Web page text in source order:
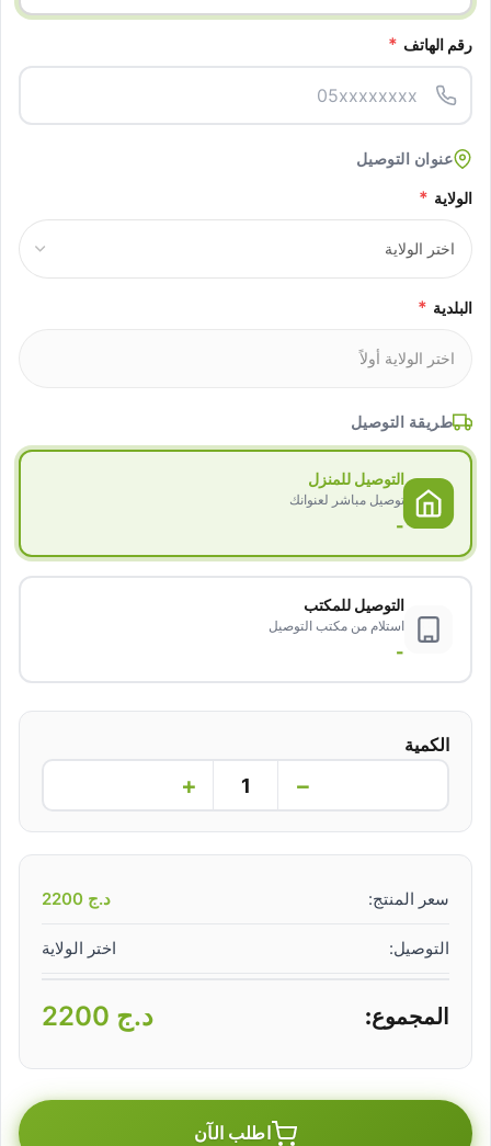
رقم الهاتف *
عنوان التوصيل
الولاية *
البلدية *
طريقة التوصيل
التوصيل للمنزل
توصيل مباشر لعنوانك
-
التوصيل للمكتب
استلام من مكتب التوصيل
-
الكمية
−
+
سعر المنتج: د.ج
التوصيل: اختر الولاية
المجموع: د.ج
اطلب الآن